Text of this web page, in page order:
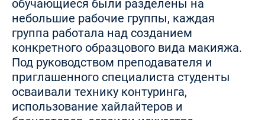
обучающиеся были разделены на
небольшие рабочие группы, каждая
группа работала над созданием
конкретного образцового вида макияжа.
Под руководством преподавателя и
приглашенного специалиста студенты
осваивали технику контуринга,
использование хайлайтеров и